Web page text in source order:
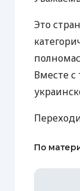
Это
Вместе с
По